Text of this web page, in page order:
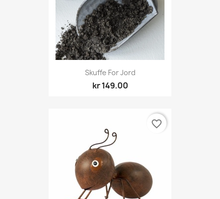
Skuffe For Jord
kr 149.00
favorite_border